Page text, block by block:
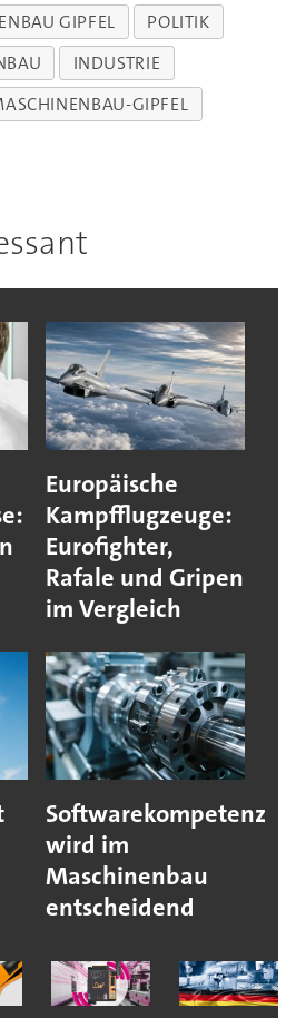
GIPFEL
POLITIK
INDUSTRIE
GIPFEL
Europäische
Kampfflugzeuge:
Eurofighter,
Rafale und Gripen
im Vergleich
Softwarekompetenz
wird im
Maschinenbau
entscheidend